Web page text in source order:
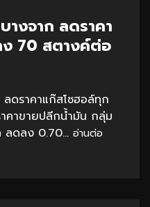
างจาก ลดราคา
70 สตางค์ต่อ
ลดราคาแก๊สโซฮอล์ทุก
คาขายปลีกน้ำมัน กลุ่ม
ลดลง 0.70... อ่านต่อ